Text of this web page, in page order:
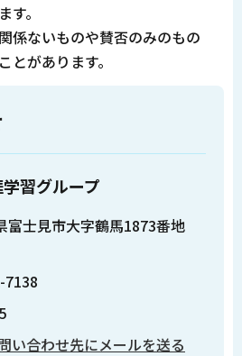
。
係ないものや賛否のみのもの
とがあります。
習グループ
士見市大字鶴馬1873番地
7138
い合わせ先にメールを送る